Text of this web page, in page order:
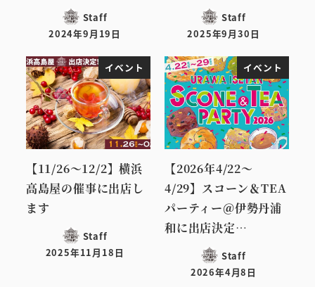
Staff
投稿日
2024年9月19日
Staff
投稿日
2025年9月30日
イベント
【11/26～12/2】横浜
高島屋の催事に出店し
ます
Staff
投稿日
2025年11月18日
イベント
【2026年4/22～
4/29】スコーン＆TEA
パーティー＠伊勢丹浦
和に出店決定…
Staff
投稿日
2026年4月8日